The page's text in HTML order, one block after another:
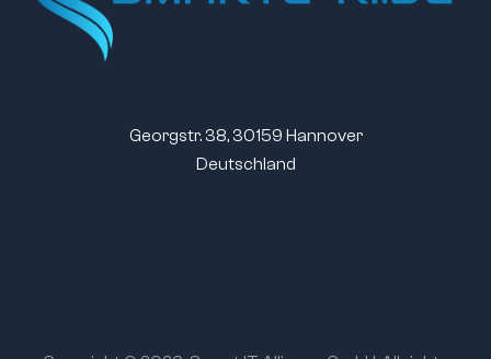
Georgstr. 38, 30159 Hannover
Deutschland